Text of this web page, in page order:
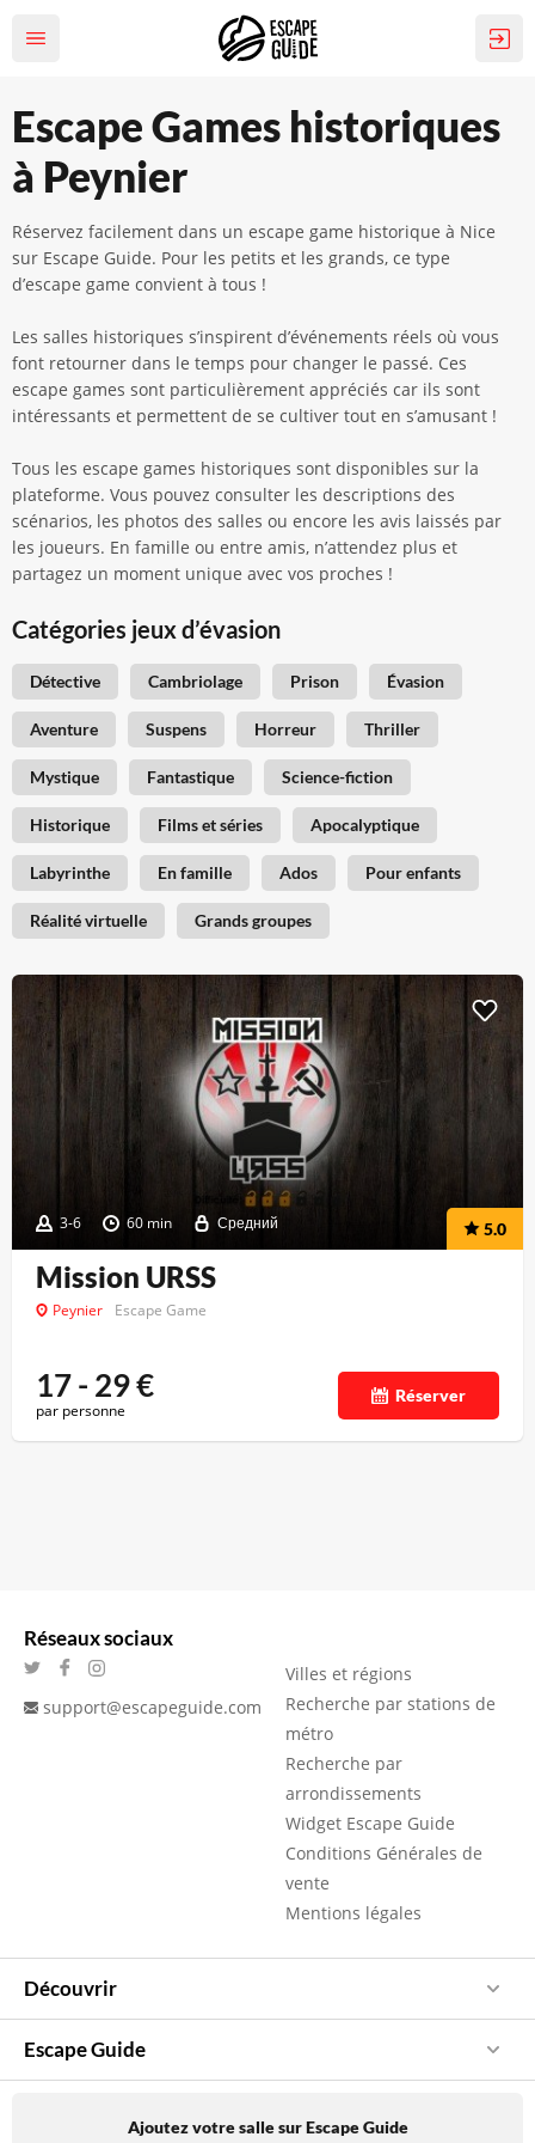
Escape Games historiques
à Peynier
Réservez facilement dans un escape game historique à Nice
sur Escape Guide. Pour les petits et les grands, ce type
d’escape game convient à tous !
Les salles historiques s’inspirent d’événements réels où vous
font retourner dans le temps pour changer le passé. Ces
escape games sont particulièrement appréciés car ils sont
intéressants et permettent de se cultiver tout en s’amusant !
Tous les escape games historiques sont disponibles sur la
plateforme. Vous pouvez consulter les descriptions des
scénarios, les photos des salles ou encore les avis laissés par
les joueurs. En famille ou entre amis, n’attendez plus et
partagez un moment unique avec vos proches !
Catégories jeux d’évasion
Détective Cambriolage Prison Évasion
Aventure Suspens Horreur Thriller
Mystique Fantastique Science-fiction
Historique Films et séries Apocalyptique
Labyrinthe En famille Ados Pour enfants
Réalité virtuelle Grands groupes
3-6 60 min Средний 5.0
Mission URSS
Peynier Escape Game
17 - 29€
par personne
Réserver
Réseaux sociaux
support@escapeguide.com
Villes et régions
Recherche par stations de
métro
Recherche par
arrondissements
Widget Escape Guide
Conditions Générales de
vente
Mentions légales
Découvrir
Escape Guide
Ajoutez votre salle sur Escape Guide